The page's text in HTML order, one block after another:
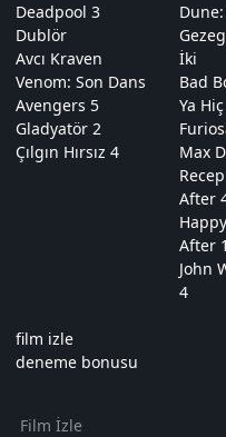
Deadpool 3
Dublör
Avcı Kraven
Venom: Son Dans
Avengers 5
Gladyatör 2
Çılgın Hırsız 4
İki
Bad
Ya Hiç
Max
After
Happy
After 1
John
4
film izle
deneme bonusu
Film İzle